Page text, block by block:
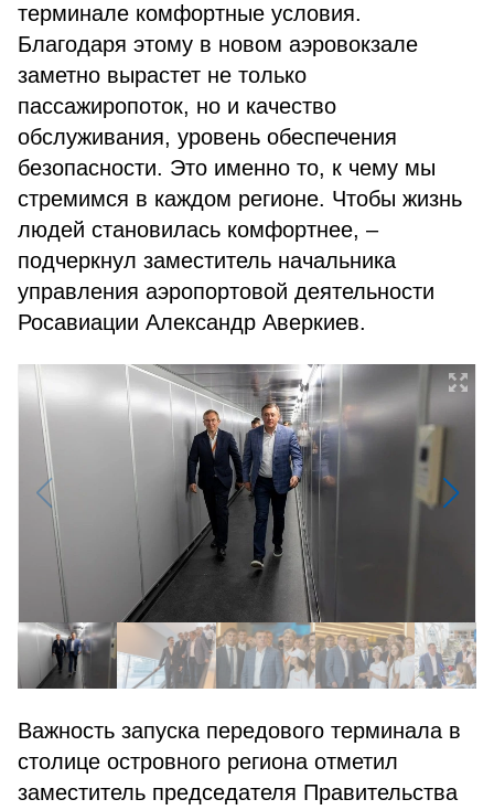
терминале комфортные условия.
Благодаря этому в новом аэровокзале
заметно вырастет не только
пассажиропоток, но и качество
обслуживания, уровень обеспечения
безопасности. Это именно то, к чему мы
стремимся в каждом регионе. Чтобы жизнь
людей становилась комфортнее, –
подчеркнул заместитель начальника
управления аэропортовой деятельности
Росавиации Александр Аверкиев.
Важность запуска передового терминала в
столице островного региона отметил
заместитель председателя Правительства